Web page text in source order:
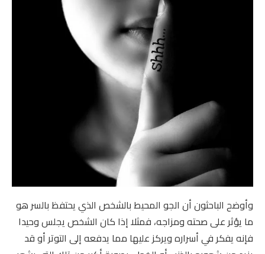
وأوضح الباحثون أن الجو المحيط بالشخص الذي يحتفظ بالسر هو
ما يؤثر على صحته ومزاجه، فمثلا إذا كان الشخص يجلس وحيدا
فإنه يفكر في أسراره ويركز عليها مما يدفعه إلى التوتر أو قد